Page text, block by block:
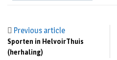
Previous article
Sporten in HelvoirThuis
(herhaling)